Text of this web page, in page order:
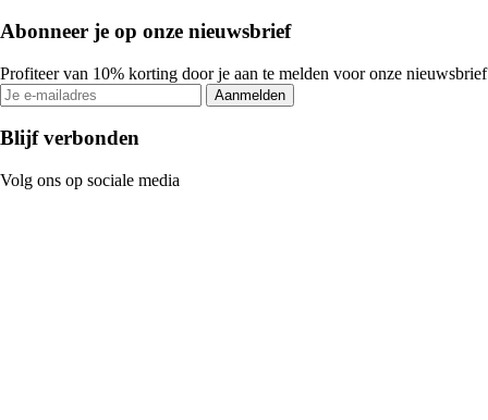
Abonneer je op onze nieuwsbrief
Profiteer van 10% korting door je aan te melden voor onze nieuwsbrief
Aanmelden
Blijf verbonden
Volg ons op sociale media